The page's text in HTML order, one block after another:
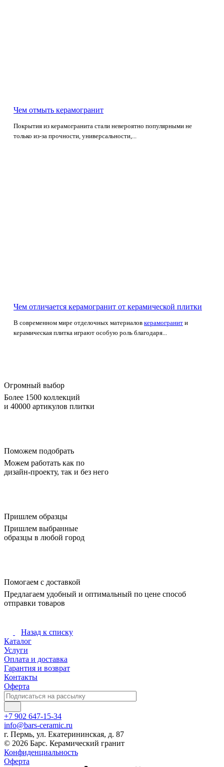
Чем отмыть керамогранит
Покрытия из керамогранита стали невероятно популярными не
только из-за прочности, универсальности,...
Чем отличается керамогранит от керамической плитки
В современном мире отделочных материалов керамогранит и
керамическая плитка играют особую роль благодаря...
Огромный выбор
Более 1500 коллекций
и 40000 артикулов плитки
Поможем подобрать
Можем работать как по
дизайн-проекту, так и без него
Пришлем образцы
Пришлем выбранные
образцы в любой город
Помогаем с доставкой
Предлагаем удобный и оптимальный по цене способ
отправки товаров
Назад к списку
Каталог
Услуги
Оплата и доставка
Гарантия и возврат
Контакты
Оферта
+7 902 647-15-34
info@bars-ceramic.ru
г. Пермь, ул. Екатерининская, д. 87
© 2026 Барс. Керамический гранит
Конфиденциальность
Оферта